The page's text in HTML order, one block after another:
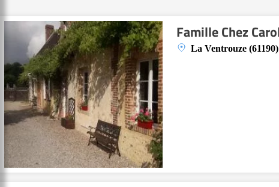
Famille Chez
La Ventrouze (61190)